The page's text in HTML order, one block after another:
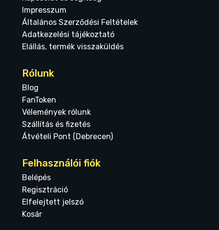
Impresszum
Általános Szerződési Feltételek
Adatkezelési tájékoztató
Elállás, termék visszaküldés
Rólunk
Blog
FanToken
Vélemények rólunk
Szállítás és fizetés
Átvételi Pont (Debrecen)
Felhasználói fiók
Belépés
Regisztráció
Elfelejtett jelszó
Kosár